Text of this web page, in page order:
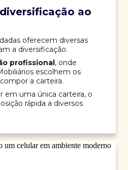
ao
oferecem diversas
a diversificação.
profissional, onde
escolhem os
a carteira.
em uma única carteira, o
rápida a diversos